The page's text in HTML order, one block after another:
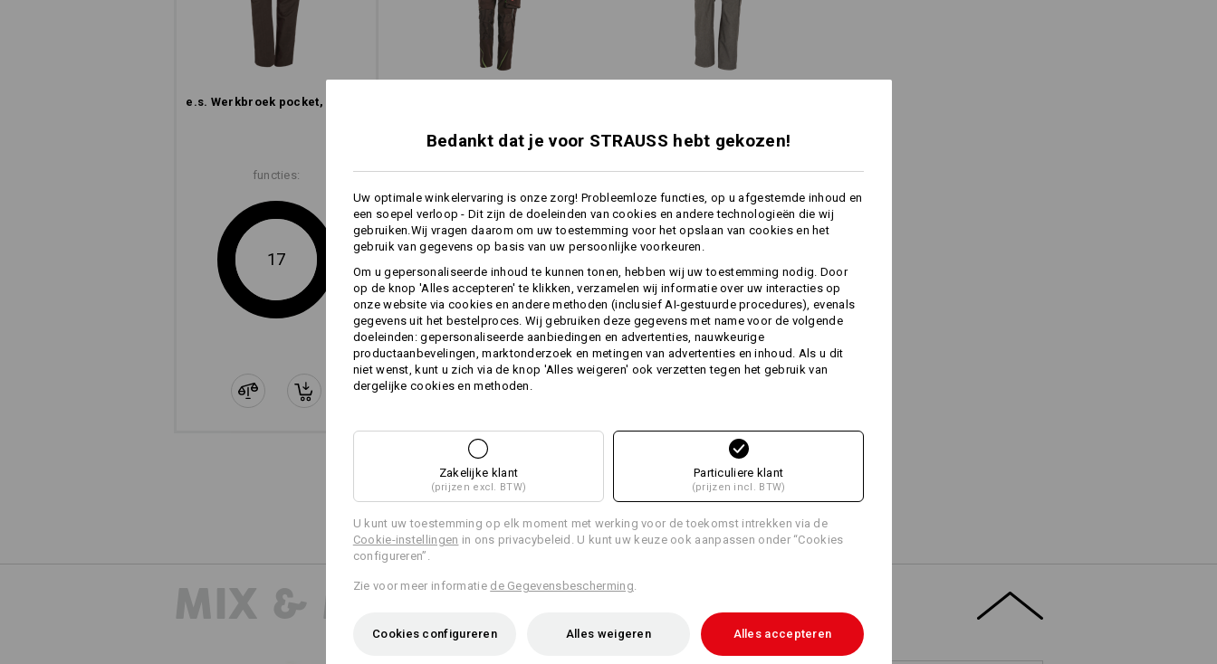
Zelf vormgeven
1 / 2
e.s. Werkbroek pocket, dames
functies:
17
Dezelfde functies:
+11 andere functies
Dezelfde functies:
+3 andere functies
Alle details vergelijken
MIX & MATCH
Bedankt dat je voor STRAUSS hebt gekozen!
Uw optimale winkelervaring is onze zorg! Probleemloze functies, op u afgestemde inhoud en
een soepel verloop - Dit zijn de doeleinden van cookies en andere technologieën die wij
gebruiken.Wij vragen daarom om uw toestemming voor het opslaan van cookies en het
gebruik van gegevens op basis van uw persoonlijke voorkeuren.
Om u gepersonaliseerde inhoud te kunnen tonen, hebben wij uw toestemming nodig. Door
op de knop 'Alles accepteren' te klikken, verzamelen wij informatie over uw interacties op
onze website via cookies en andere methoden (inclusief AI-gestuurde procedures), evenals
gegevens uit het bestelproces. Wij gebruiken deze gegevens met name voor de volgende
doeleinden: gepersonaliseerde aanbiedingen en advertenties, nauwkeurige
productaanbevelingen, marktonderzoek en metingen van advertenties en inhoud. Als u dit
niet wenst, kunt u zich via de knop 'Alles weigeren' ook verzetten tegen het gebruik van
dergelijke cookies en methoden.
Zakelijke klant
(prijzen excl. BTW)
Particuliere klant
(prijzen incl. BTW)
U kunt uw toestemming op elk moment met werking voor de toekomst intrekken via de
Cookie-instellingen in ons privacybeleid. U kunt uw keuze ook aanpassen onder “Cookies
configureren”.
Zie voor meer informatie de Gegevensbescherming
Cookies configureren Alles weigeren Alles accepteren